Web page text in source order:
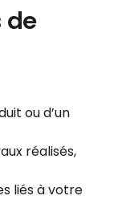
de
ou d’un
réalisés,
liés à votre